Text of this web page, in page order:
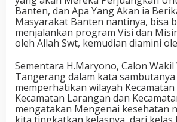
Banten, dan Apa Yang Akan ia
Masyarakat Banten nantinya, bisa
menjalankan program Visi dan
oleh Allah Swt, kemudian diamini
Sementara H.Maryono, Calon
Tangerang dalam kata
memperhatikan wilayah
Kecamatan Larangan dan
mengatakan Mengenai kesehatan